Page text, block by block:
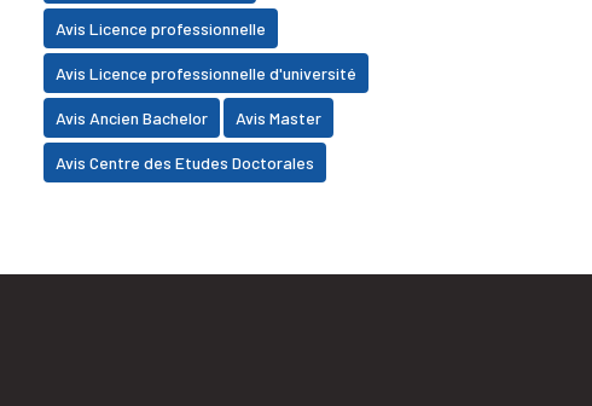
Avis Licence professionnelle
Avis Licence professionnelle d'université
Avis Ancien Bachelor Avis Master
Avis Centre des Etudes Doctorales